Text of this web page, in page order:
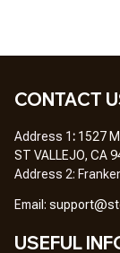
CONTACT
Address 1: 1527
ST VALLEJO, CA
Address 2:
Email:
USEFUL